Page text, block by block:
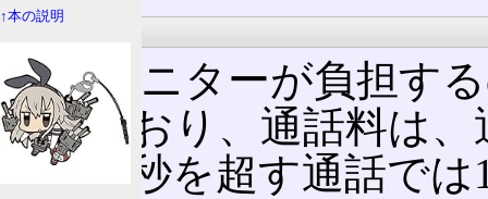
費用
試験モニターが負担す
なっており、通話料は
で、30秒を超す通話で
↑本の説明